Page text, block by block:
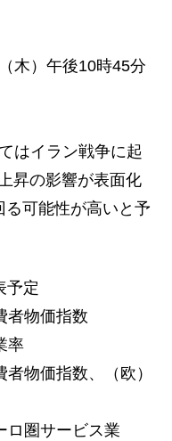
木）午後10時45分
はイラン戦争に起
昇の影響が表面化
可能性が高いと予
予定
者物価指数
率
物価指数、（欧）
ロ圏サービス業